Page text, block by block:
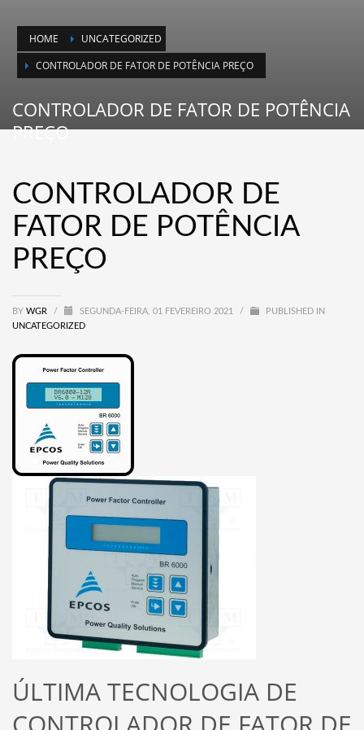
HOME
UNCATEGORIZED
CONTROLADOR DE FATOR DE POTÊNCIA PREÇO
CONTROLADOR DE FATOR DE POTÊNCIA
PREÇO
CONTROLADOR DE
FATOR DE POTÊNCIA
PREÇO
BY WGR / SEGUNDA-FEIRA, 01 FEVEREIRO 2021 /
PUBLISHED IN
UNCATEGORIZED
ÚLTIMA TECNOLOGIA DE